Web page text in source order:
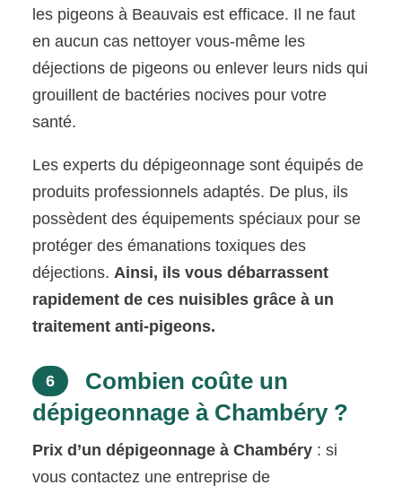
les pigeons à Beauvais est efficace. Il ne faut
en aucun cas nettoyer vous-même les
déjections de pigeons ou enlever leurs nids qui
grouillent de bactéries nocives pour votre
santé.
Les experts du dépigeonnage sont équipés de
produits professionnels adaptés. De plus, ils
possèdent des équipements spéciaux pour se
protéger des émanations toxiques des
déjections.Ainsi, ils vous débarrassent
rapidement de ces nuisibles grâce à un
traitement anti-pigeons.
6
Combien coûte un
dépigeonnage à Chambéry ?
Prix d’un dépigeonnage à Chambéry : si
vous contactez une entreprise de